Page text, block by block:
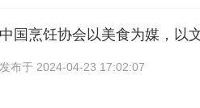
中国烹饪协会以美食为媒，以
发布于 2024-04-23 17:02:07